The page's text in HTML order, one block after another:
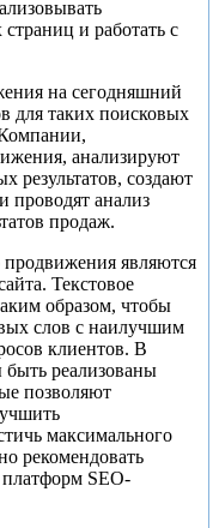
и работать с
на сегодняшний
для таких поисковых
анализируют
результатов, создают
проводят анализ
продаж.
являются
Текстовое
образом, чтобы
слов с наилучшим
клиентов. В
реализованы
позволяют
максимального
рекомендовать
SEO-